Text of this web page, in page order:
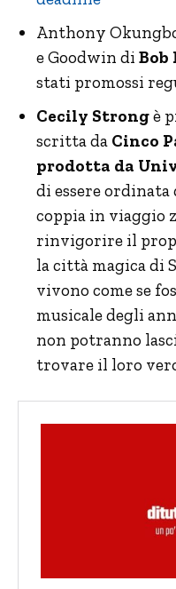
Anthony
e Goodwin di Bob
stati promossi
Cecily Strongè
scritta da Cinco
prodotta da
di essere ordinata
coppia in viaggio
rinvigorire il
la città magica di
vivono come se
musicale degli
non potranno
trovare il loro